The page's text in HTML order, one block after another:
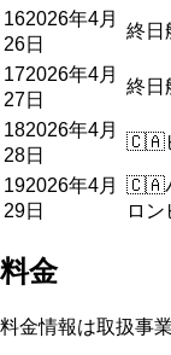
162026年4月
26日
終日
172026年4月
27日
終日
182026年4月
28日
🇨🇦
192026年4月
29日
🇨🇦
ロン
料金
料金情報は取扱事